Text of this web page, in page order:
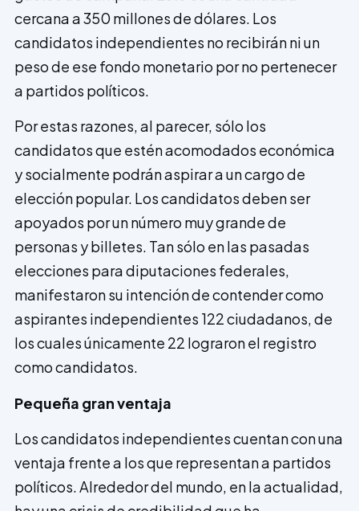
cercana a 350 millones de dólares. Los
candidatos independientes no recibirán ni un
peso de ese fondo moneta­rio por no pertenecer
a partidos políticos.
Por estas razones, al parecer, sólo los
candidatos que estén acomodados económica
y socialmente podrán aspirar a un cargo de
elección popular. Los candidatos deben ser
apoyados por un número muy grande de
personas y billetes. Tan sólo en las pasadas
elecciones para diputaciones federales,
manifestaron su intención de contender como
aspirantes independientes 122 ciudadanos, de
los cuales únicamente 22 lograron el registro
como candidatos.
Pequeña gran ventaja
Los candidatos independientes cuentan con una
ventaja frente a los que representan a partidos
políticos. Alrededor del mundo, en la actualidad,